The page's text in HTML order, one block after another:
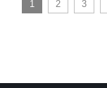
1 2 3